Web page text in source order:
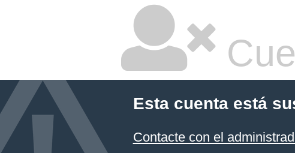
Esta cuenta está
Contacte con el